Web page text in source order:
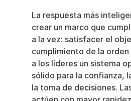
La respuesta más
crear un marco que
a la vez: satisfacer el
cumplimiento de la
a los líderes un sistema
sólido para la confianza,
la toma de decisiones.